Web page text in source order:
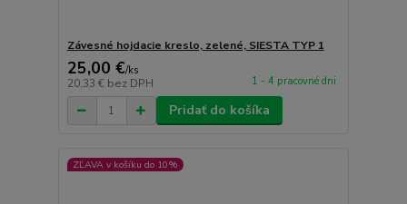
Závesné hojdacie kreslo, zelené, SIESTA TYP 1
25,00 €/ks
20,33 € bez DPH 1 - 4 pracovné dni
Pridať do košíka
ZĽAVA v košíku do 10%